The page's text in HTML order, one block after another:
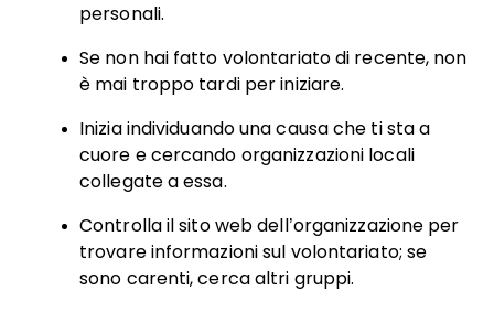
personali.
Se non hai fatto volontariato di recente, non
è mai troppo tardi per iniziare.
Inizia individuando una causa che ti sta a
cuore e cercando organizzazioni locali
collegate a essa.
Controlla il sito web dell’organizzazione per
trovare informazioni sul volontariato; se
sono carenti, cerca altri gruppi.